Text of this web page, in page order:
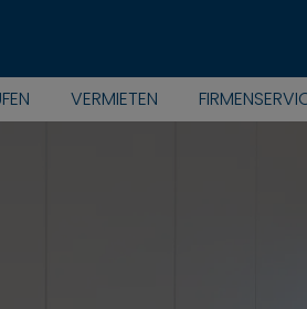
VERMIETEN